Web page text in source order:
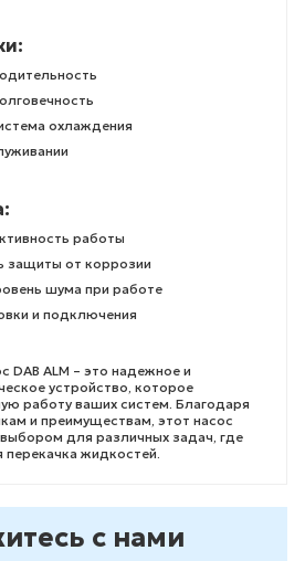
охлаждения
работы
защиты от коррозии
шума при работе
и подключения
DAB ALM – это надежное и
устройство, которое
работу ваших систем. Благодаря
и преимуществам, этот насос
для различных задач, где
жидкостей.
с нами